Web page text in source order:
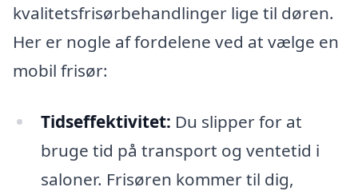
kvalitetsfrisørbehandlinger lige til døren.
Her er nogle af fordelene ved at vælge en
mobil frisør:
Tidseffektivitet: Du slipper for at
bruge tid på transport og ventetid i
saloner. Frisøren kommer til dig,